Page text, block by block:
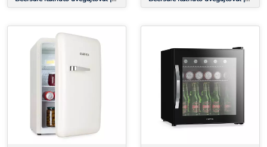
44 x 48 cm | LED-es belső
64 x 48 cm | LED-es belső